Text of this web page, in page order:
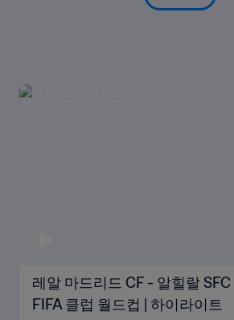
레알 마드리드 CF - 알힐랄 SFC | 결승 | 2022년
FIFA 클럽 월드컵 | 하이라이트